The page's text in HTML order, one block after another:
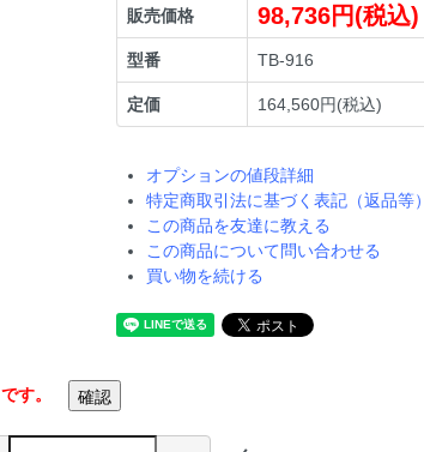
販売価格 98,736円(税込)
型番 TB-916
定価 164,560円(税込)
オプションの値段詳細
特定商取引法に基づく表記（返品等）
この商品を友達に教える
この商品について問い合わせる
買い物を続ける
です。